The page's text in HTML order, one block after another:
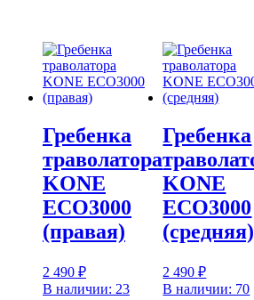
Гребенка
траволатора
KONE
ECO3000
(правая)
2 490 ₽
В наличии: 23
Гребенка
KONE
ECO3000
(средняя)
2 490₽
В наличии: 70